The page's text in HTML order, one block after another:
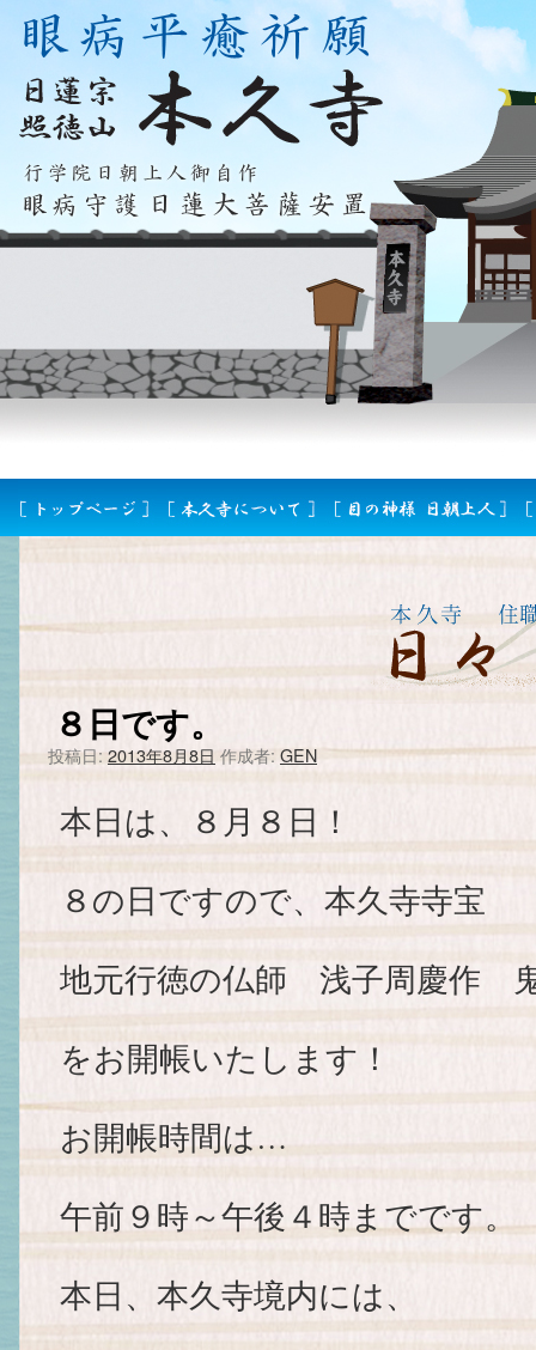
８日です。
投稿日: 2013年8月8日 作成者: GEN
本日は、８月８日！
８の日ですので、本久寺寺宝
地元行徳の仏師 浅子周慶作
をお開帳いたします！
お開帳時間は…
午前９時～午後４時までです。
本日、本久寺境内には、